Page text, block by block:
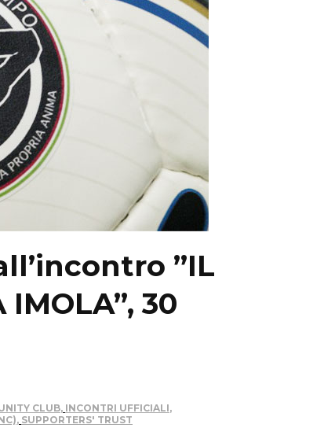
”IL
IMOLA”, 30
CLUB, INCONTRI UFFICIALI,
, SUPPORTERS' TRUST